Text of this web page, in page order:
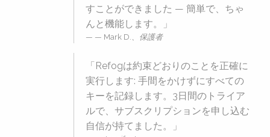
すことができました — 簡単で、ちゃ
んと機能します。」
— Mark D.、保護者
「Refogは約束どおりのことを正確に
実行します: 手間をかけずにすべての
キーを記録します。3日間のトライア
ルで、サブスクリプションを申し込む
自信が持てました。」